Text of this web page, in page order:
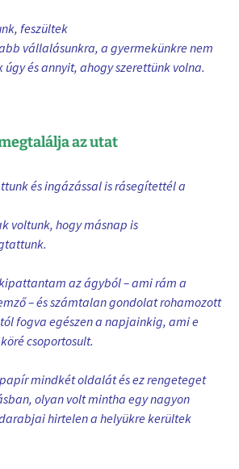
feszültek
vállalásunkra, a gyermekünkre nem
úgy és annyit, ahogy szerettünk volna.
az utat
és ingázással is rásegítettél a
voltunk, hogy másnap is
az ágyból – ami rám a
– és számtalan gondolat rohamozott
fogva egészen a napjainkig, ami e
csoportosult.
mindkét oldalát és ez rengeteget
olyan volt mintha egy nagyon
hirtelen a helyükre kerültek